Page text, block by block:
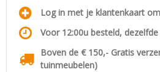
Log in met je klantenkaart
Voor 12:00u besteld,
Boven de € 150,- Gratis
tuinmeubelen)